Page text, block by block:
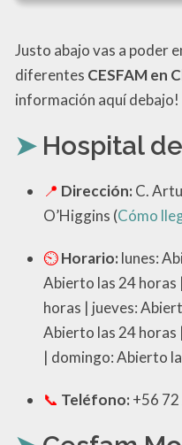
Justo abajo vas a poder
diferentes CESFAM en
información aquí debajo!
Hospital
Dirección: C.
O’Higgins (Cómo
Horario: lunes:
Abierto las 24 horas
horas | jueves:
Abierto las 24 horas
| domingo: Abierto
Teléfono: +56